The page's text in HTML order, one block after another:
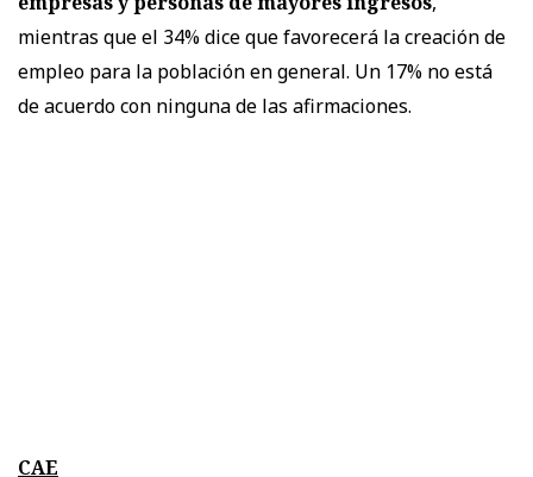
mientras que el 34% dice que favorecerá la creación de
empleo para la población en general. Un 17% no está
de acuerdo con ninguna de las afirmaciones.
CAE